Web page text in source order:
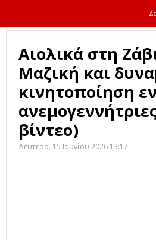
Αιολικά στη
Μαζική και
κινητοποίηση
βίντεο)
Δευτέρα, 15 Ιουνίου 2026 13:17